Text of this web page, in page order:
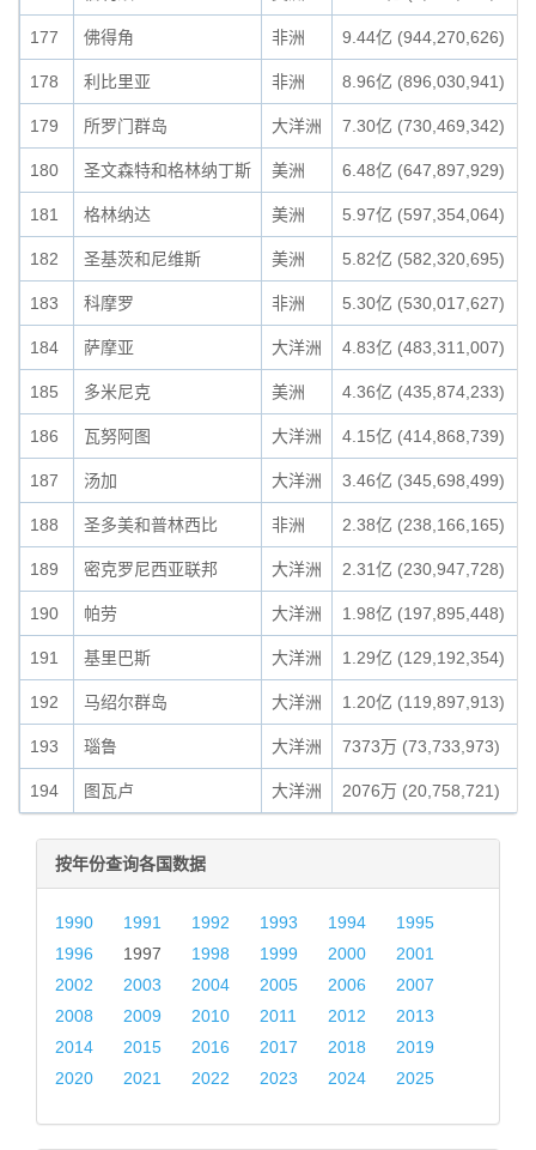
177 佛得角 非洲 9.44亿 (944,270,626)
178 利比里亚 非洲 8.96亿 (896,030,941)
179 所罗门群岛 大洋洲 7.30亿 (730,469,342)
180 圣文森特和格林纳丁斯 美洲 6.48亿 (647,897,929)
181 格林纳达 美洲 5.97亿 (597,354,064)
182 圣基茨和尼维斯 美洲 5.82亿 (582,320,695)
183 科摩罗 非洲 5.30亿 (530,017,627)
184 萨摩亚 大洋洲 4.83亿 (483,311,007)
185 多米尼克 美洲 4.36亿 (435,874,233)
186 瓦努阿图 大洋洲 4.15亿 (414,868,739)
187 汤加 大洋洲 3.46亿 (345,698,499)
188 圣多美和普林西比 非洲 2.38亿 (238,166,165)
189 密克罗尼西亚联邦 大洋洲 2.31亿 (230,947,728)
190 帕劳 大洋洲 1.98亿 (197,895,448)
191 基里巴斯 大洋洲 1.29亿 (129,192,354)
192 马绍尔群岛 大洋洲 1.20亿 (119,897,913)
193 瑙鲁 大洋洲 7373万 (73,733,973)
194 图瓦卢 大洋洲 2076万 (20,758,721)
按年份查询各国数据
1990 1991 1992 1993 1994
1995
1996
1997 1998 1999 2000
2001
2002
2003 2004 2005 2006
2007
2008
2009 2010 2011 2012
2013
2014
2015 2016 2017 2018
2019
2020
2021 2022 2023 2024 2025